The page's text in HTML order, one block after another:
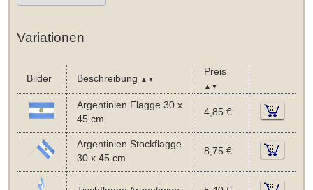
Variationen
Bilder Beschreibung ▲▼
Preis
▲▼
Argentinien Flagge 30 x
45 cm
4,85 €
Argentinien Stockflagge
30 x 45 cm
8,75 €